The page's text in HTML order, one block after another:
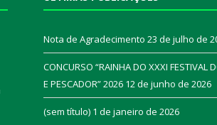
Nota de Agradecimento 23 de julho de
CONCURSO “RAINHA DO XXXI FESTIVAL
E PESCADOR” 2026 12 de junho de 2026
(sem título) 1 de janeiro de 2026